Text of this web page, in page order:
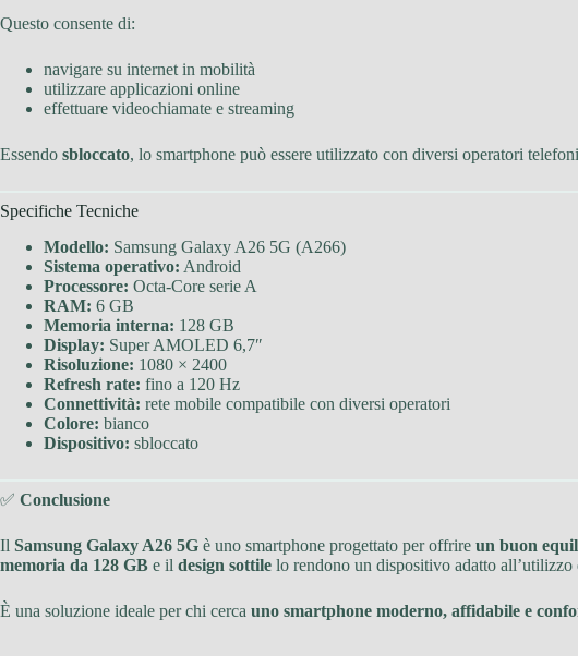
Questo consente di:
navigare su internet in mobilità
utilizzare applicazioni online
effettuare videochiamate e streaming
Essendo sbloccato, lo smartphone può essere utilizzato con diversi operatori
Specifiche Tecniche
Modello: Samsung Galaxy A26 5G (A266)
Sistema operativo: Android
Processore: Octa-Core serie A
RAM: 6 GB
Memoria interna: 128 GB
Display: Super AMOLED 6,7″
Risoluzione: 1080 × 2400
Refresh rate: fino a 120 Hz
Connettività: rete mobile compatibile con diversi operatori
Colore: bianco
Dispositivo: sbloccato
✅ Conclusione
Il Samsung Galaxy A26 5G è uno smartphone progettato per offrire un buon
memoria da 128 GB e il design sottile lo rendono un dispositivo adatto all’utilizzo
È una soluzione ideale per chi cerca uno smartphone moderno, affidabile e